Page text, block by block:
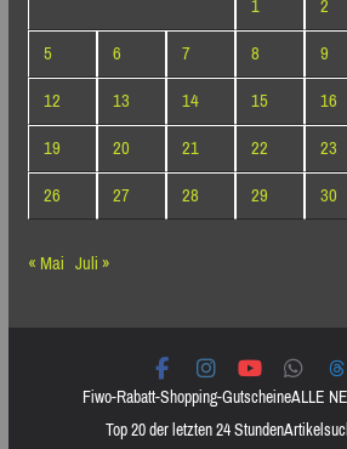
5
6 7 8 9
12
13 14 15 16
19
20 21 22 23
26
27 28 29
30
« Mai Juli »
Fiwo-Rabatt-Shopping-GutscheineALLE
Top 20 der letzten 24 Stunden